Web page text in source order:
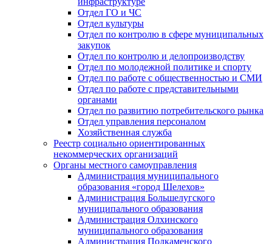
Отдел ГО и ЧС
Отдел культуры
Отдел по контролю в сфере муниципальных
закупок
Отдел по контролю и делопроизводству
Отдел по молодежной политике и спорту
Отдел по работе с общественностью и СМИ
Отдел по работе с представительными
органами
Отдел по развитию потребительского рынка
Отдел управления персоналом
Хозяйственная служба
Реестр социально ориентированных
некоммерческих организаций
Органы местного самоуправления
Администрация муниципального
образования «город Шелехов»
Администрация Большелугского
муниципального образования
Администрация Олхинского
муниципального образования
Администрация Подкаменского